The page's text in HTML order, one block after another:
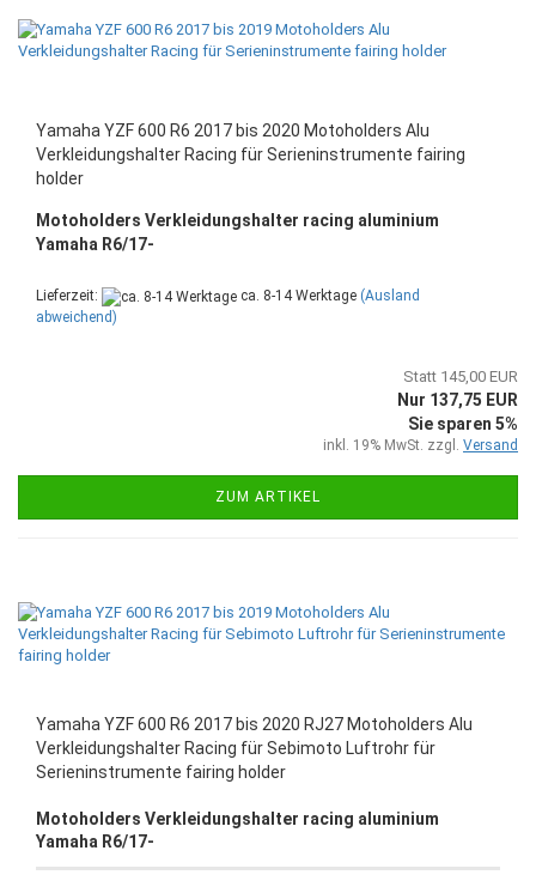
Yamaha YZF 600 R6 2017 bis 2020 Motoholders Alu
Verkleidungshalter Racing für Serieninstrumente fairing
holder
Motoholders Verkleidungshalter racing aluminium
Yamaha R6/17-
Lieferzeit: ca. 8-14 Werktage (Ausland
abweichend)
Statt 145,00 EUR
Nur 137,75 EUR
Sie sparen 5%
inkl. 19% MwSt. zzgl. Versand
ZUM ARTIKEL
Yamaha YZF 600 R6 2017 bis 2020 RJ27 Motoholders Alu
Verkleidungshalter Racing für Sebimoto Luftrohr für
Serieninstrumente fairing holder
Motoholders Verkleidungshalter racing aluminium
Yamaha R6/17-